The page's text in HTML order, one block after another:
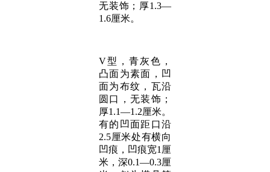
无装饰；厚1.3—
1.6厘米。
V型，青灰色，
凸面为素面，凹
面为布纹，瓦沿
圆口，无装饰；
厚1.1—1.2厘米。
有的凹面距口沿
2.5厘米处有横向
凹痕，凹痕宽1厘
米，深0.1—0.3厘